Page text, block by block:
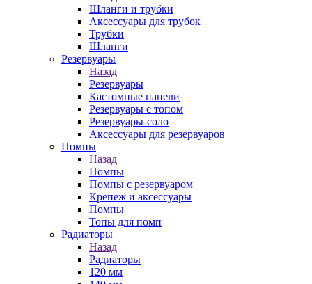
Шланги и трубки
Аксессуары для трубок
Трубки
Шланги
Резервуары
Назад
Резервуары
Кастомные панели
Резервуары с топом
Резервуары-соло
Аксессуары для резервуаров
Помпы
Назад
Помпы
Помпы с резервуаром
Крепеж и аксессуары
Помпы
Топы для помп
Радиаторы
Назад
Радиаторы
120 мм